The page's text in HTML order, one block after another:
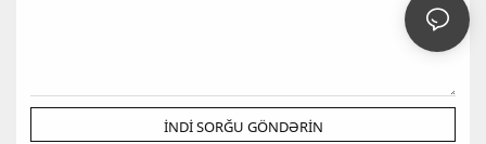
İNDI SORĞU GÖNDƏRIN